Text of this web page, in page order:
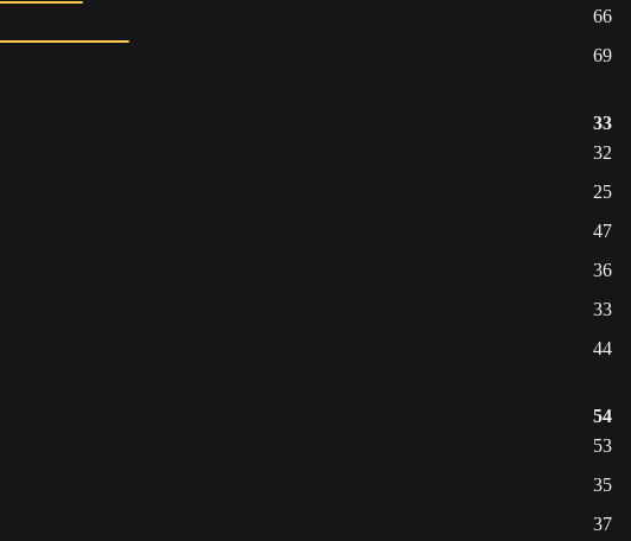
66
69
33
32
25
47
36
33
44
54
53
35
37